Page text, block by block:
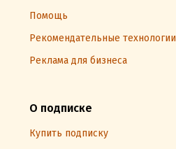
Помощь
Рекомендательные технологии
Реклама для бизнеса
О подписке
Купить подписку